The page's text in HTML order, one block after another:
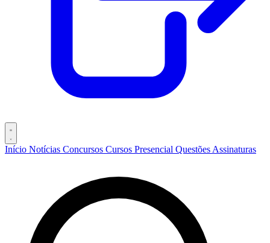
Início Notícias Concursos Cursos Presencial Questões Assinaturas